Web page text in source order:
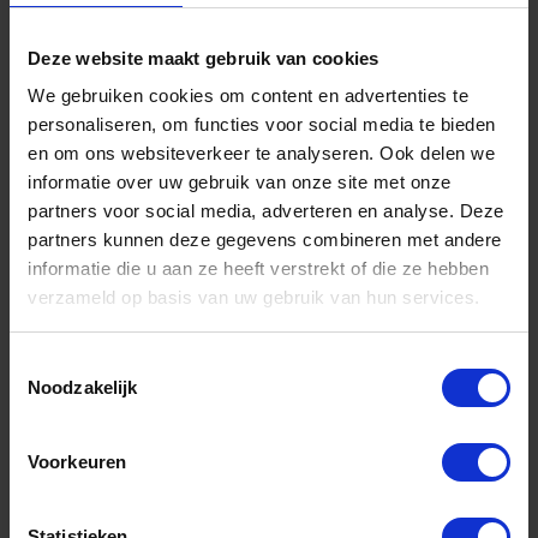
Deze website maakt gebruik van cookies
We gebruiken cookies om content en advertenties te
personaliseren, om functies voor social media te bieden
en om ons websiteverkeer te analyseren. Ook delen we
informatie over uw gebruik van onze site met onze
partners voor social media, adverteren en analyse. Deze
partners kunnen deze gegevens combineren met andere
informatie die u aan ze heeft verstrekt of die ze hebben
verzameld op basis van uw gebruik van hun services.
Noodzakelijk
Voorkeuren
-
Grootverpakking (50)
Bestel nu!
90X9MM